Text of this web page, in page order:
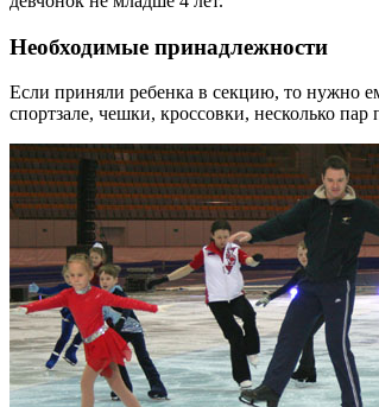
Необходимые принадлежности
Если приняли ребенка в секцию, то нужно
спортзале, чешки, кроссовки, несколько